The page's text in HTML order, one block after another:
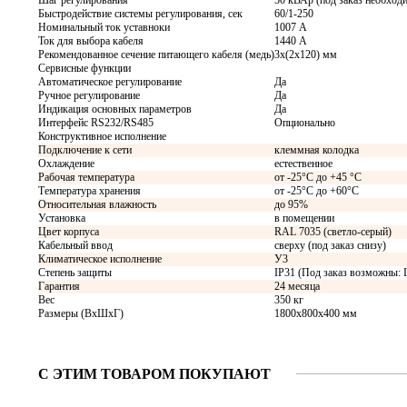
Быстродействие системы регулирования, сек
60/1-250
Номинальный ток уставноки
1007 А
Ток для выбора кабеля
1440 А
Рекомендованное сечение питающего кабеля (медь)3x(2x120) мм
Сервисные функции
Автоматическое регулирование
Да
Ручное регулирование
Да
Индикация основных параметров
Да
Интерфейс RS232/RS485
Опционально
Конструктивное исполнение
Подключение к сети
клеммная колодка
Охлаждение
естественное
Рабочая температура
от -25°C до +45 °C
Температура хранения
от -25°C до +60°C
Относительная влажность
до 95%
Установка
в помещении
Цвет корпуса
RAL 7035 (светло-серый)
Кабельный ввод
сверху (под заказ снизу)
Климатическое исполнение
У3
Степень защиты
IP31 (Под заказ возможны:
Гарантия
24 месяца
Вес
350 кг
Размеры (ВхШхГ)
1800х800х400 мм
С ЭТИМ ТОВАРОМ ПОКУПАЮТ